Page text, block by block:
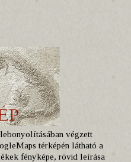
végzett
térképén látható a
fényképe, rövid leírása